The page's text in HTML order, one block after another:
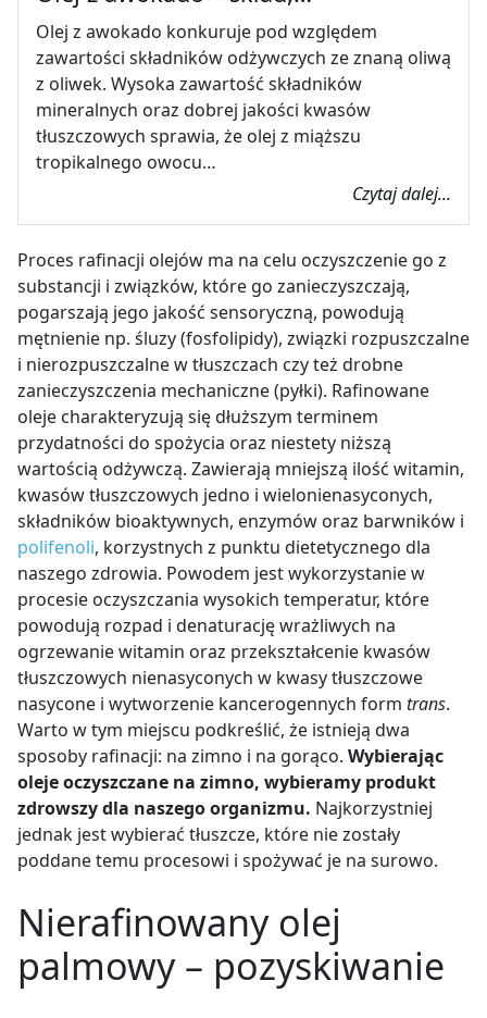
Olej z awokado konkuruje pod względem
zawartości składników odżywczych ze znaną oliwą
z oliwek. Wysoka zawartość składników
mineralnych oraz dobrej jakości kwasów
tłuszczowych sprawia, że olej z miąższu
tropikalnego owocu…
Czytaj dalej...
Proces rafinacji olejów ma na celu oczyszczenie go z
substancji i związków, które go zanieczyszczają,
pogarszają jego jakość sensoryczną, powodują
mętnienie np. śluzy (fosfolipidy), związki rozpuszczalne
i nierozpuszczalne w tłuszczach czy też drobne
zanieczyszczenia mechaniczne (pyłki). Rafinowane
oleje charakteryzują się dłuższym terminem
przydatności do spożycia oraz niestety niższą
wartością odżywczą. Zawierają mniejszą ilość witamin,
kwasów tłuszczowych jedno i wielonienasyconych,
składników bioaktywnych, enzymów oraz barwników i
polifenoli, korzystnych z punktu dietetycznego dla
naszego zdrowia. Powodem jest wykorzystanie w
procesie oczyszczania wysokich temperatur, które
powodują rozpad i denaturację wrażliwych na
ogrzewanie witamin oraz przekształcenie kwasów
tłuszczowych nienasyconych w kwasy tłuszczowe
nasycone i wytworzenie kancerogennych form trans.
Warto w tym miejscu podkreślić, że istnieją dwa
sposoby rafinacji: na zimno i na gorąco. Wybierając
oleje oczyszczane na zimno, wybieramy produkt
zdrowszy dla naszego organizmu. Najkorzystniej
jednak jest wybierać tłuszcze, które nie zostały
poddane temu procesowi i spożywać je na surowo.
Nierafinowany olej
palmowy – pozyskiwanie